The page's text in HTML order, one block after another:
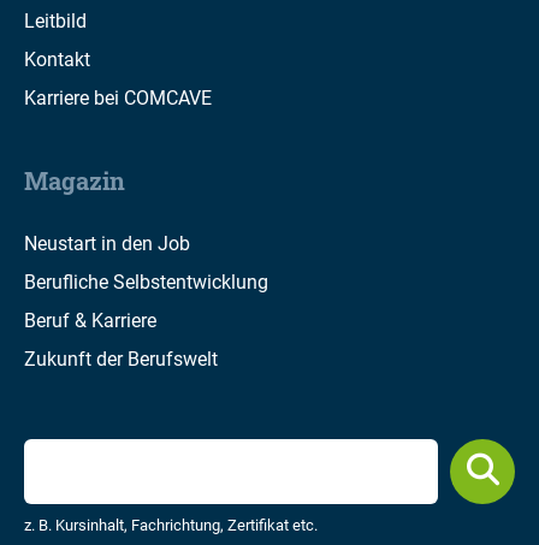
Leitbild
Kontakt
Karriere bei COMCAVE
Magazin
Neustart in den Job
Berufliche Selbstentwicklung
Beruf & Karriere
Zukunft der Berufswelt
z. B. Kursinhalt, Fachrichtung, Zertifikat etc.